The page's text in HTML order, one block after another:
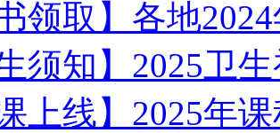
书领取】各地
生须知】2025卫
课上线】2025年